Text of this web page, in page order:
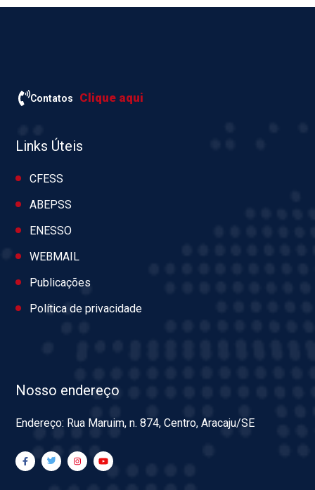
Contatos Clique aqui
Links Úteis
CFESS
ABEPSS
ENESSO
WEBMAIL
Publicações
Política de privacidade
Nosso endereço
Endereço: Rua Maruim, n. 874, Centro, Aracaju/SE